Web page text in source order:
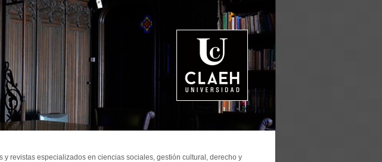
revistas especializados en ciencias sociales, gestión cultural, derecho y